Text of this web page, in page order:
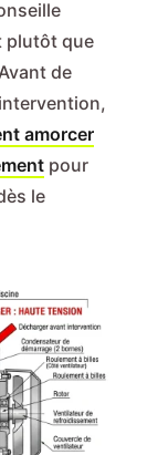
plutôt que
de
amorcer
pour
le